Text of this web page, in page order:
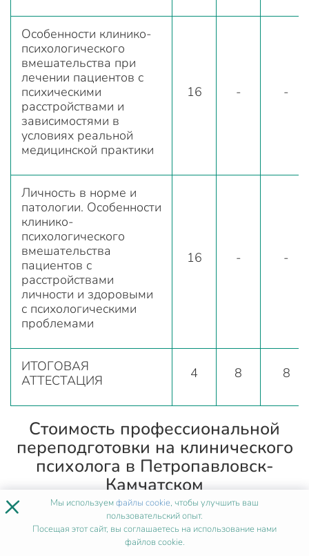
Особенности клинико-
психологического
вмешательства при
лечении пациентов с
психическими
расстройствами и
зависимостями в
условиях реальной
медицинской практики
16 - -
Личность в норме и
патологии. Особенности
клинико-
психологического
вмешательства
пациентов с
расстройствами
личности и здоровыми
с психологическими
проблемами
16 - -
ИТОГОВАЯ
АТТЕСТАЦИЯ
4 8 8
Стоимость профессиональной
переподготовки на клинического
психолога в Петропавловск-
Камчатском
Цена обучения зависит от выбранного объема и
типа программы и рассчитывается персонально.
× Мы используемфайлы cookie, чтобы улучшить ваш
пользовательский опыт.
Посещая этот сайт, вы соглашаетесь на использование нами
файлов cookie.